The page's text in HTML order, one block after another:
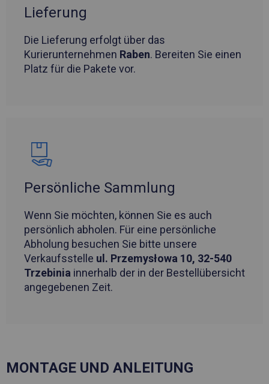
Lieferung
Die Lieferung erfolgt über das
Kurierunternehmen Raben. Bereiten Sie einen
Platz für die Pakete vor.
Persönliche Sammlung
Wenn Sie möchten, können Sie es auch
persönlich abholen. Für eine persönliche
Abholung besuchen Sie bitte unsere
Verkaufsstelle ul. Przemysłowa 10, 32-540
Trzebinia innerhalb der in der Bestellübersicht
angegebenen Zeit.
MONTAGE UND ANLEITUNG